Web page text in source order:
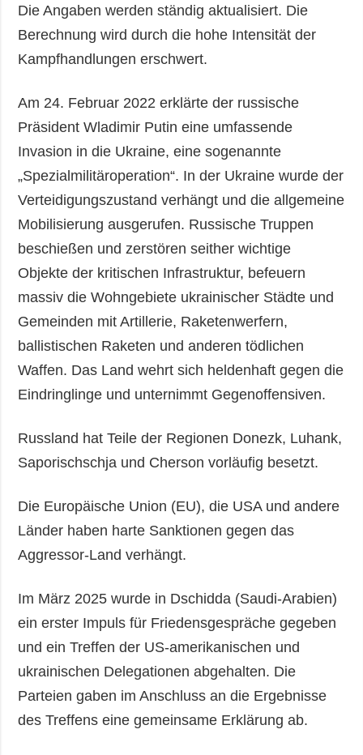
Die Angaben werden ständig aktualisiert. Die
Berechnung wird durch die hohe Intensität der
Kampfhandlungen erschwert.
Am 24. Februar 2022 erklärte der russische
Präsident Wladimir Putin eine umfassende
Invasion in die Ukraine, eine sogenannte
„Spezialmilitäroperation“. In der Ukraine wurde der
Verteidigungszustand verhängt und die allgemeine
Mobilisierung ausgerufen. Russische Truppen
beschießen und zerstören seither wichtige
Objekte der kritischen Infrastruktur, befeuern
massiv die Wohngebiete ukrainischer Städte und
Gemeinden mit Artillerie, Raketenwerfern,
ballistischen Raketen und anderen tödlichen
Waffen. Das Land wehrt sich heldenhaft gegen die
Eindringlinge und unternimmt Gegenoffensiven.
Russland hat Teile der Regionen Donezk, Luhank,
Saporischschja und Cherson vorläufig besetzt.
Die Europäische Union (EU), die USA und andere
Länder haben harte Sanktionen gegen das
Aggressor-Land verhängt.
Im März 2025 wurde in Dschidda (Saudi-Arabien)
ein erster Impuls für Friedensgespräche gegeben
und ein Treffen der US-amerikanischen und
ukrainischen Delegationen abgehalten. Die
Parteien gaben im Anschluss an die Ergebnisse
des Treffens eine gemeinsame Erklärung ab.